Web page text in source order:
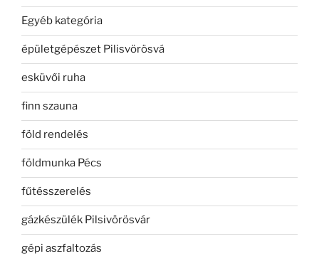
Egyéb kategória
épületgépészet Pilisvörösvá
esküvői ruha
finn szauna
föld rendelés
földmunka Pécs
fűtésszerelés
gázkészülék Pilsivörösvár
gépi aszfaltozás